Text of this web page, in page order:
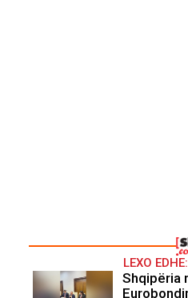
LEXO EDHE:
Shqipëria